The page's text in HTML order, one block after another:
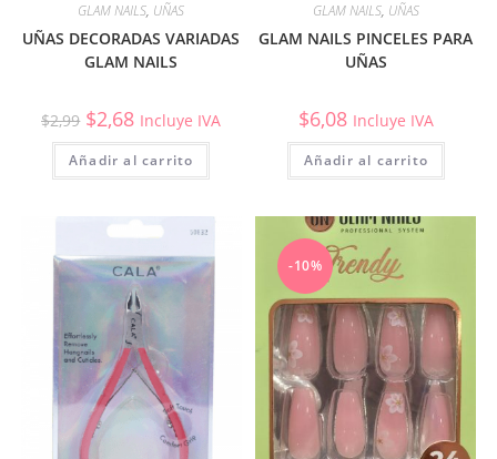
GLAM NAILS, UÑAS
UÑAS DECORADAS VARIADAS
GLAM NAILS
$2,99 $2,68 Incluye IVA
Añadir al carrito
GLAM NAILS, UÑAS
GLAM NAILS PINCELES PARA
UÑAS
$6,08 Incluye IVA
Añadir al carrito
-10%